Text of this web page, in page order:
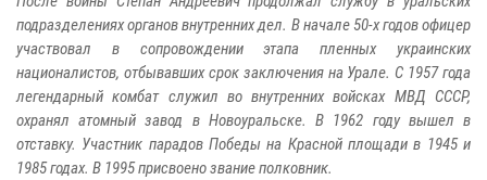
подразделениях органов внутренних дел. В начале 50-х годов офицер
участвовал в сопровождении этапа пленных украинских
националистов, отбывавших срок заключения на Урале. С 1957 года
легендарный комбат служил во внутренних войсках МВД СССР,
охранял атомный завод в Новоуральске. В 1962 году вышел в
отставку. Участник парадов Победы на Красной площади в 1945 и
1985 годах. В 1995 присвоено звание полковник.